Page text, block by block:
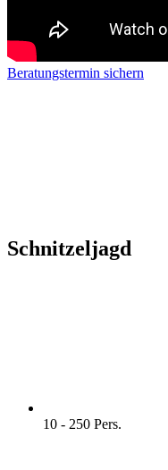
Beratungstermin sichern
Schnitzeljagd
10 - 250 Pers.